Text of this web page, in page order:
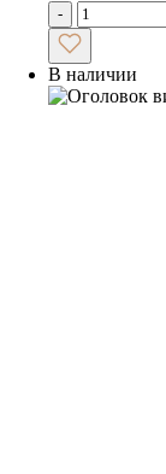
-
В наличии